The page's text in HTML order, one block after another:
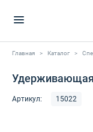
Главная > Каталог >
Удерживающая
Артикул: 15022